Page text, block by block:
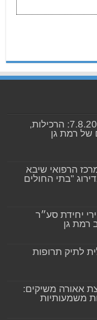
פותחים סופ"ש 7.8.2026: הרכילות,
של רמת גן
הרפואי שיבא
"בתי החולים
יחידת סע״ר
רמת גן
לתיק תרופות
אאורה משיקים:
משמעותיות